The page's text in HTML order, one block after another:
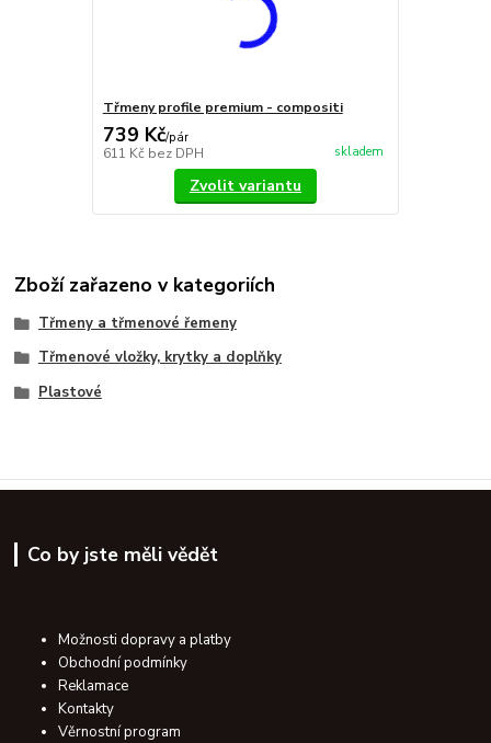
Třmeny profile premium - compositi
739 Kč/pár
611 Kč bez DPH skladem
Zvolit variantu
Zboží zařazeno v kategoriích
Třmeny a třmenové řemeny
Třmenové vložky, krytky a doplňky
Plastové
Co by jste měli vědět
Možnosti dopravy a platby
Obchodní podmínky
Reklamace
Kontakty
Věrnostní program